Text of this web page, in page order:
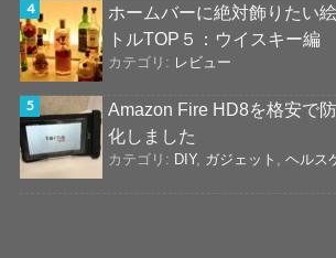
ホームバーに絶対飾りたい
トルTOP５：ウイスキー編
カテゴリ: レビュー
Amazon Fire HD8を格安で
化しました
カテゴリ: DIY, ガジェット , ヘルス